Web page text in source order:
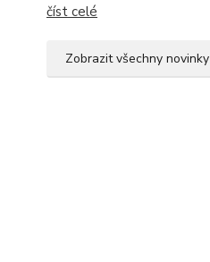
číst celé
Zobrazit všechny novinky